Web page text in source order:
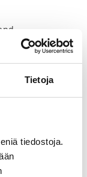
Tietoja
tiedostoja.